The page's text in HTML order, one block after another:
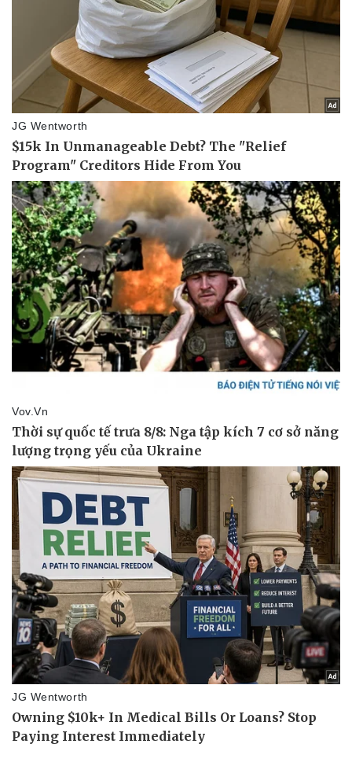
Sức khỏe
Dinh dưỡng - món ngon
Cây thuốc
Sản phụ khoa
Nhi khoa
Nam khoa
Làm đẹp - giảm cân
Ăn sạch sống khỏe
Đời sống
Nhà đẹp
Blog
Tình yêu - Gia đình